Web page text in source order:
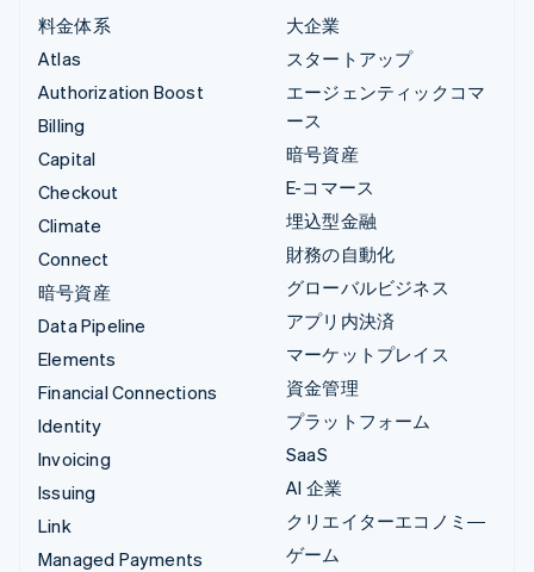
料金体系
Atlas
Authorization Boost
Billing
Capital
Checkout
Climate
Connect
暗号資産
Data Pipeline
Elements
Financial Connections
Identity
Invoicing
Issuing
Link
Managed Payments
大企業
スタートアップ
エージェンティックコマ
ース
暗号資産
E-コマース
埋込型金融
財務の自動化
グローバルビジネス
アプリ内決済
マーケットプレイス
資金管理
プラットフォーム
SaaS
AI 企業
クリエイターエコノミ―
ゲーム